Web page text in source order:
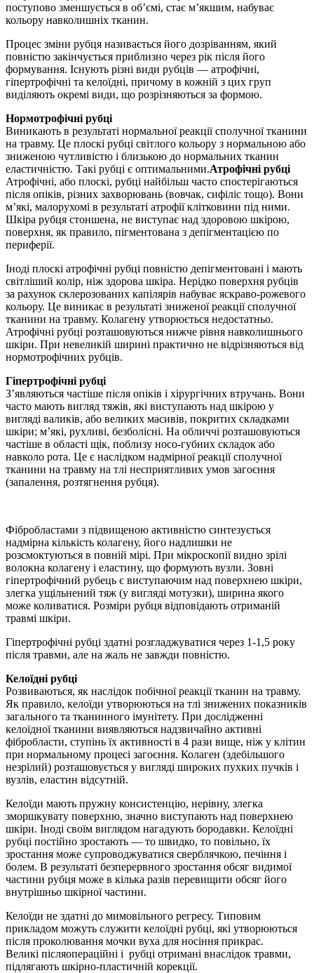
поступово зменшується в об’ємі, стає м’якшим, набуває
кольору навколишніх тканин.
Процес зміни рубця називається його дозріванням, який
повністю закінчується приблизно через рік після його
формування. Існують різні види рубців — атрофічні,
гіпертрофічні та келоїдні, причому в кожній з цих груп
виділяють окремі види, що розрізняються за формою.
Нормотрофічні рубці
Виникають в результаті нормальної реакції сполучної тканини
на травму. Це плоскі рубці світлого кольору з нормальною або
зниженою чутливістю і близькою до нормальних тканин
еластичністю. Такі рубці є оптимальними.Атрофічні рубці
Атрофічні, або плоскі, рубці найбільш часто спостерігаються
після опіків, різних захворювань (вовчак, сифіліс тощо). Вони
м’які, малорухомі в результаті атрофії клітковини під ними.
Шкіра рубця стоншена, не виступає над здоровою шкірою,
поверхня, як правило, пігментована з депігментацією по
периферії.
Іноді плоскі атрофічні рубці повністю депігментовані і мають
світліший колір, ніж здорова шкіра. Нерідко поверхня рубців
за рахунок склерозованих капілярів набуває яскраво-рожевого
кольору. Це виникає в результаті зниженої реакції сполучної
тканини на травму. Колагену утворюється недостатньо.
Атрофічні рубці розташовуються нижче рівня навколишнього
шкіри. При невеликій ширині практично не відрізняються від
нормотрофічних рубців.
Гіпертрофічні рубці
З’являються частіше після опіків і хірургічних втручань. Вони
часто мають вигляд тяжів, які виступають над шкірою у
вигляді валиків, або великих масивів, покритих складками
шкіри; м’які, рухливі, безболісні. На обличчі розташовуються
частіше в області щік, поблизу носо-губних складок або
навколо рота. Це є наслідком надмірної реакції сполучної
тканини на травму на тлі несприятливих умов загоєння
(запалення, розтягнення рубця).
Фібробластами з підвищеною активністю синтезується
надмірна кількість колагену, його надлишки не
розсмоктуються в повній мірі. При мікроскопії видно зрілі
волокна колагену і еластину, що формують вузли. Зовні
гіпертрофічний рубець є виступаючим над поверхнею шкіри,
злегка ущільнений тяж (у вигляді мотузки), ширина якого
може коливатися. Розміри рубця відповідають отриманій
травмі шкіри.
Гіпертрофічні рубці здатні розгладжуватися через 1-1,5 року
після травми, але на жаль не завжди повністю.
Келоїдні рубці
Розвиваються, як наслідок побічної реакції тканин на травму.
Як правило, келоїди утворюються на тлі знижених показників
загального та тканинного імунітету. При дослідженні
келоїдної тканини виявляються надзвичайно активні
фібробласти, ступінь їх активності в 4 рази вище, ніж у клітин
при нормальному процесі загоєння. Колаген (здебільшого
незрілий) розташовується у вигляді широких пухких пучків і
вузлів, еластин відсутній.
Келоїди мають пружну консистенцію, нерівну, злегка
зморшкувату поверхню, значно виступають над поверхнею
шкіри. Іноді своїм виглядом нагадують бородавки. Келоїдні
рубці постійно зростають — то швидко, то повільно, їх
зростання може супроводжуватися сверблячкою, печіння і
болем. В результаті безперервного зростання обсяг видимої
частини рубця може в кілька разів перевищити обсяг його
внутрішньо шкірної частини.
Келоїди не здатні до мимовільного регресу. Типовим
прикладом можуть служити келоїдні рубці, які утворюються
після проколювання мочки вуха для носіння прикрас.
Великі післяопераційні і рубці отримані внаслідок травми,
підлягають шкірно-пластичній корекції.